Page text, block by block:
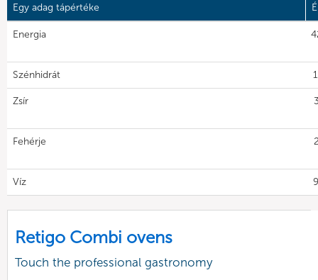
Egy adag tápértéke
Energia
Szénhidrát
Zsír
Fehérje
Víz
Retigo Combi ovens
Touch the professional gastronomy